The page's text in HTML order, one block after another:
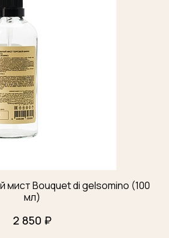
Bouquet di gelsomino (100
мл)
2 850 ₽